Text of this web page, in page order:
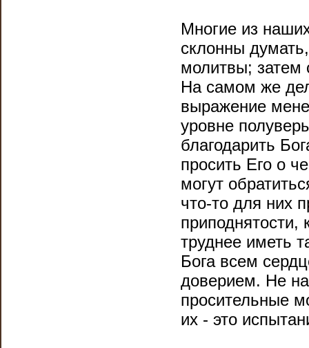
Многие из
склонны
молитвы; затем
На самом же
выражение
уровне
благодарить
просить Его о
могут
что-то для них
приподнятости,
труднее иметь
Бога всем
доверием. Не
просительные
их - это